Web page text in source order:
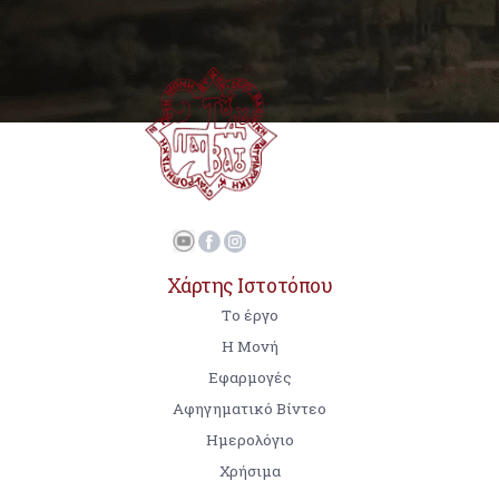
Χάρτης Ιστοτόπου
Tο έργο
Η Μονή
Εφαρμογές
Αφηγηματικό Βίντεο
Ημερολόγιο
Χρήσιμα